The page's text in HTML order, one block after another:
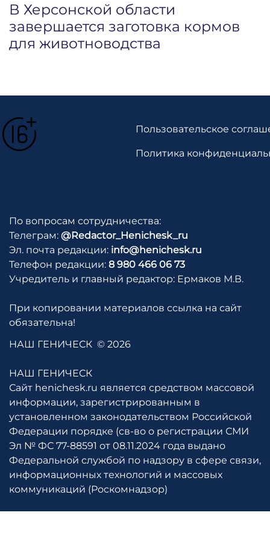
В Херсонской области
завершается заготовка кормов
для животноводства
Пользовательское
Политика
По вопросам сотрудничества:
Телеграм: @Redactor_Henichesk_ru
Эл. почта редакции: info@henichesk.ru
Телефон редакции: 8 980 466 06 73
Учредитель и главный редактор: Ермаков М.В.
При копировании материалов ссылка на сайт
обязательна!
НАШ ГЕНИЧЕСК © 2026
НАШ ГЕНИЧЕСК
Сайт henichesk.ru является средством массовой
информации, зарегистрированным в
установленном законодательством Российской
Федерации порядке (св-во о регистрации СМИ
Эл № ФС 77-88591 от 08.11.2024 года выдано
Федеральной службой по надзору в сфере связи,
информационных технологий и массовых
коммуникаций (Роскомнадзор)